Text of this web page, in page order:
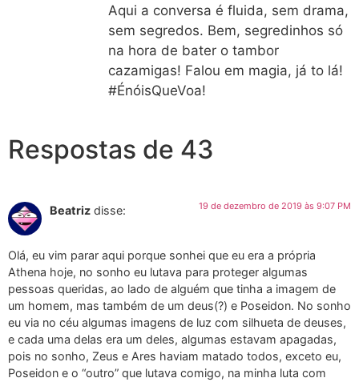
Aqui a conversa é fluida, sem drama,
sem segredos. Bem, segredinhos só
na hora de bater o tambor
cazamigas! Falou em magia, já to lá!
#ÉnóisQueVoa!
Respostas de 43
Beatriz disse: 19 de dezembro de 2019 às 9:07 PM
Olá, eu vim parar aqui porque sonhei que eu era a própria
Athena hoje, no sonho eu lutava para proteger algumas
pessoas queridas, ao lado de alguém que tinha a imagem de
um homem, mas também de um deus(?) e Poseidon. No sonho
eu via no céu algumas imagens de luz com silhueta de deuses,
e cada uma delas era um deles, algumas estavam apagadas,
pois no sonho, Zeus e Ares haviam matado todos, exceto eu,
Poseidon e o “outro” que lutava comigo, na minha luta com